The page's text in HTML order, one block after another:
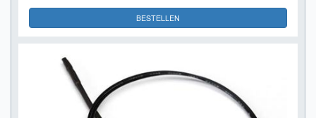
BESTELLEN